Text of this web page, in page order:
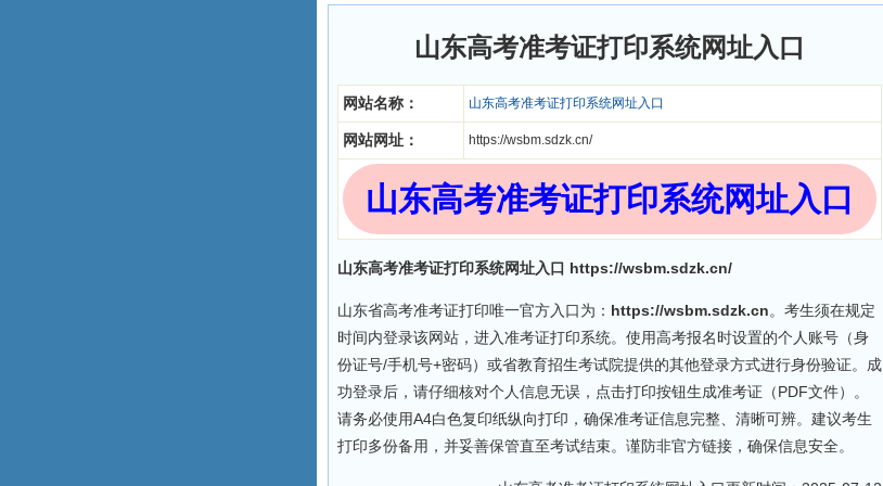
山东高考准考证打印系统网址入口
网站名称： 山东高考准考证打印系统网址入口
网站网址： https://wsbm.sdzk.cn/
山东高考准考证打印系统网址入口
山东高考准考证打印系统网址入口 https://wsbm.sdzk.cn/
山东省高考准考证打印唯一官方入口为： https://wsbm.sdzk.cn。考生须在规定
时间内登录该网站，进入准考证打印系统。使用高考报名时设置的个人账号（身
份证号/手机号+密码）或省教育招生考试院提供的其他登录方式进行身份验证。成
功登录后，请仔细核对个人信息无误，点击打印按钮生成准考证（PDF文件）。
请务必使用A4白色复印纸纵向打印，确保准考证信息完整、清晰可辨。建议考生
打印多份备用，并妥善保管直至考试结束。谨防非官方链接，确保信息安全。